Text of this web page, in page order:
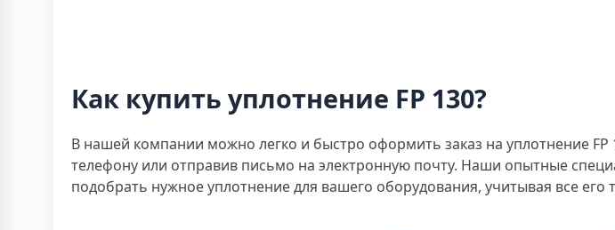
Как купить уплотнение FP 130?
В нашей компании можно легко и быстро оформить заказ на уплотнение
телефону или отправив письмо на электронную почту. Наши опытные
подобрать нужное уплотнение для вашего оборудования, учитывая все его